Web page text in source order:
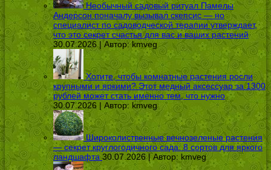
Необычный садовый ритуал Памелы
Андерсон поначалу вызывал скепсис — но
специалист по садоводческой терапии утверждает,
что это секрет счастья для вас и ваших растений
30.07.2026 | Автор:kmveg
Хотите, чтобы комнатные растения росли
крупными и яркими? Этот медный аксессуар за 1300
рублей может стать именно тем, что нужно
30.07.2026 | Автор: kmveg
Широколиственные вечнозеленые растения
— секрет круглогодичного сада: 8 сортов для яркого
ландшафта 30.07.2026 | Автор: kmveg